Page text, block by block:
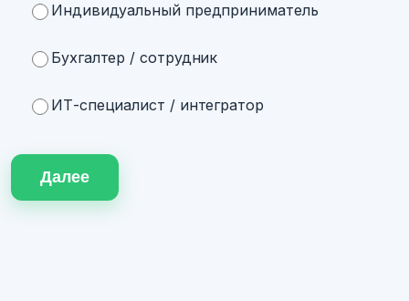
Индивидуальный предприниматель
Бухгалтер / сотрудник
ИТ-специалист / интегратор
Далее